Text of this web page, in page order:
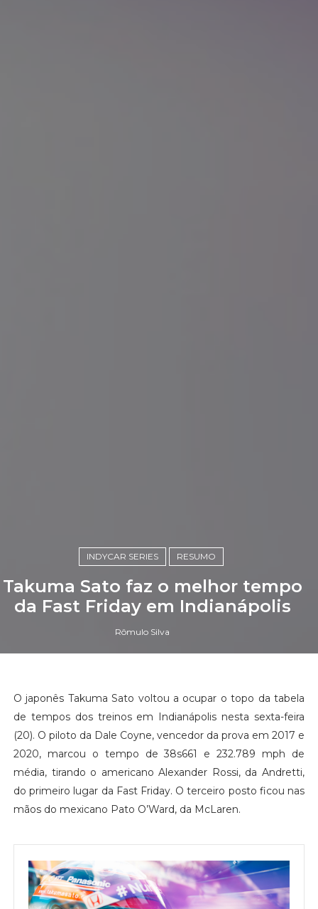
INDYCAR SERIES RESUMO
Takuma Sato faz o melhor tempo
da Fast Friday em Indianápolis
Rômulo Silva
O japonês Takuma Sato voltou a ocupar o topo da tabela
de tempos dos treinos em Indianápolis nesta sexta-feira
(20). O piloto da Dale Coyne, vencedor da prova em 2017 e
2020, marcou o tempo de 38s661 e 232.789 mph de
média, tirando o americano Alexander Rossi, da Andretti,
do primeiro lugar da Fast Friday. O terceiro posto ficou nas
mãos do mexicano Pato O’Ward, da McLaren.